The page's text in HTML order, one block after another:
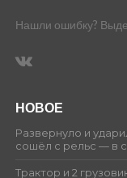
Нашли ошибку?
НОВОЕ
Развернуло и
сошёл с рельс — в
Трактор и 2